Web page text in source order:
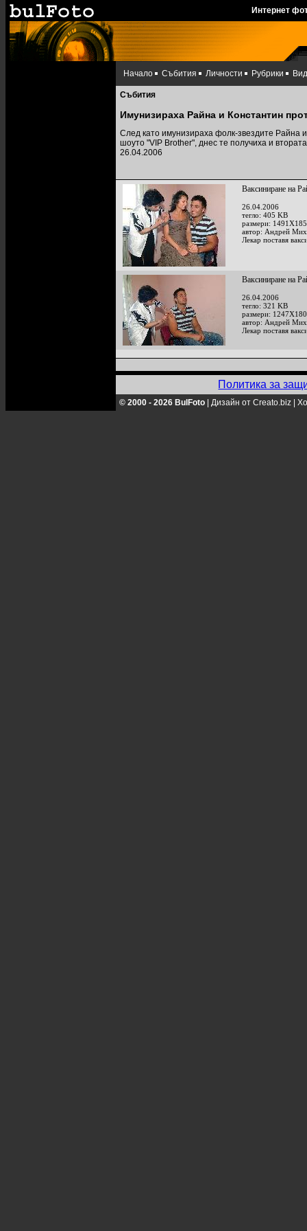
Интернет
Начало Събития Личности Рубрики
Събития
Имунизираха Райна и Константин
След като имунизираха фолк-звездите Райна
шоуто "VIP Brother", днес те получиха и
26.04.2006
Ваксиниране на
26.04.2006
тегло: 405 KB
размери:
автор: Андрей
Лекар поставя
Ваксиниране на
26.04.2006
тегло: 321 KB
размери:
автор: Андрей
Лекар поставя
Политика за
© 2000 - 2026 BulFoto Дизайн от Creato.biz